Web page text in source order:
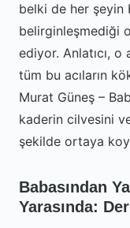
belki de her şeyin
belirginleşmediği
ediyor. Anlatıcı, o
tüm bu acıların
Murat Güneş –
kaderin cilvesini ve
şekilde ortaya
Babasından
Yarasında: